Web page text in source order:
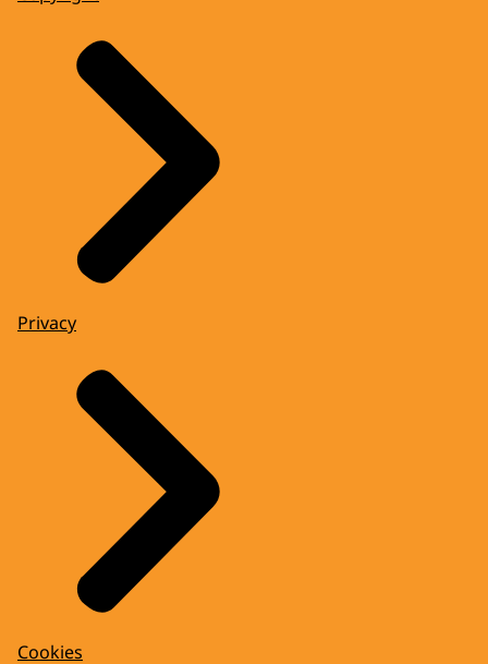
Privacy
Cookies